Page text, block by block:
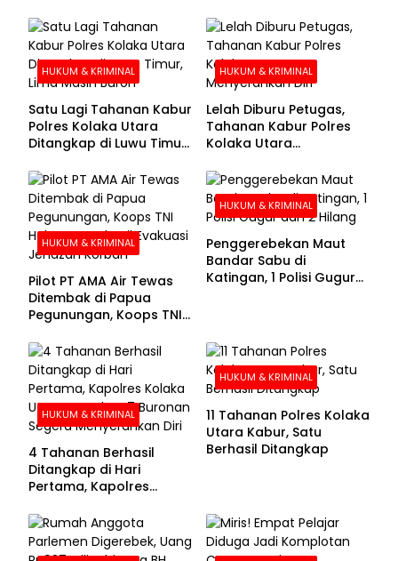
HUKUM & KRIMINAL
Satu Lagi Tahanan Kabur
Polres Kolaka Utara
Ditangkap di Luwu Timur,
HUKUM & KRIMINAL
Lelah Diburu Petugas,
Tahanan Kabur Polres
Kolaka Utara
HUKUM & KRIMINAL
Pilot PT AMA Air Tewas
Ditembak di Papua
Pegunungan, Koops TNI
Evakuasi Jenazah
Korban
HUKUM & KRIMINAL
Penggerebekan Maut
Bandar Sabu di
Katingan, 1 Polisi Gugur
HUKUM & KRIMINAL
4 Tahanan Berhasil
Ditangkap di Hari
Pertama, Kapolres
Buronan Segera
Menyerahkan Diri
HUKUM & KRIMINAL
11 Tahanan Polres Kolaka
Utara Kabur, Satu
Berhasil Ditangkap